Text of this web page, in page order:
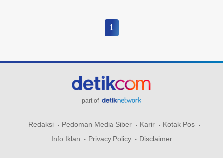
1
part of
Redaksi Pedoman Media Siber Karir
Kotak Pos
Info Iklan
Privacy Policy Disclaimer